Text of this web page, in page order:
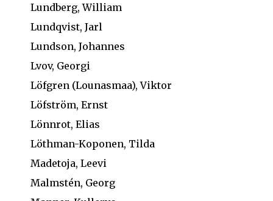
Lundberg, William
Lundqvist, Jarl
Lundson, Johannes
Lvov, Georgi
Löfgren (Lounasmaa), Viktor
Löfström, Ernst
Lönnrot, Elias
Löthman-Koponen, Tilda
Madetoja, Leevi
Malmstén, Georg